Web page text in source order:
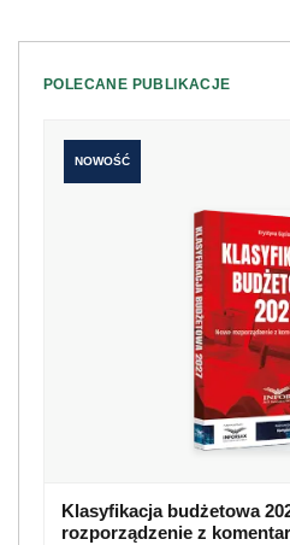
POLECANE PUBLIKACJE
NOWOŚĆ
Klasyfikacja budżetowa
rozporządzenie z